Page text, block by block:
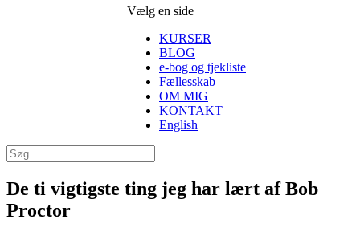
Vælg en side
KURSER
BLOG
e-bog og tjekliste
Fællesskab
OM MIG
KONTAKT
English
De ti vigtigste ting jeg har lært af Bob
Proctor